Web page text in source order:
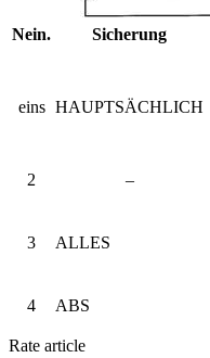
Nein. Sicherung
eins HAUPTSÄCHLICH
2
–
3 ALLES
4
ABS
Rate article